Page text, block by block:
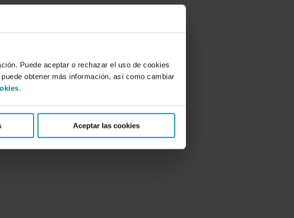
Puede aceptar o rechazar el uso de cookies
obtener más información, así como cambiar
.
Aceptar las cookies